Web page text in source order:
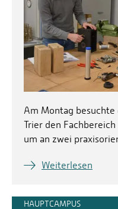
Am Montag besuchte
Trier den
um an zwei
Weiterlesen
HAUPTCAMPUS